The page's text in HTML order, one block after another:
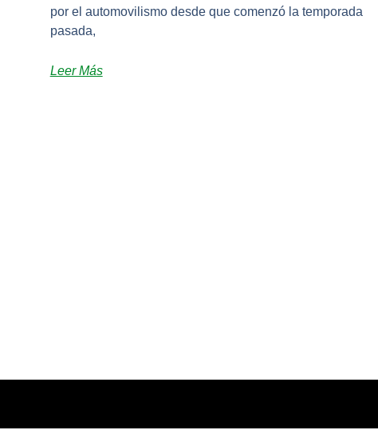
por el automovilismo desde que comenzó la temporada
pasada,
Leer Más